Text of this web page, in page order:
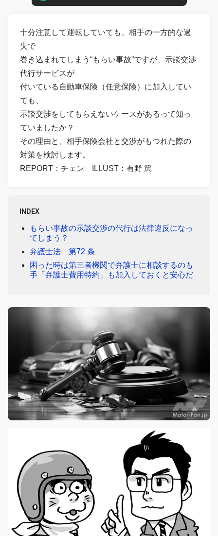
十分注意して運転していても、相手の一方的な過
失で
巻き込まれてしまう“もらい事故”ですが、示談交渉
代行サービスが
付いている自動車保険（任意保険）に加入してい
ても、
示談交渉をしてもらえないケースがあるって知っ
ていましたか？
その理由と、相手保険会社と交渉がもつれた際の
対策を検討します。
REPORT：チェン ILLUST：有野 篤
INDEX
もらい事故の示談交渉の代行は法律違反になっ
てしまう？
弁護士法 第72 条
困った時は第三者機関で弁護士に相談するのも
手「弁護士費用特約」も加入しておくと安心だ